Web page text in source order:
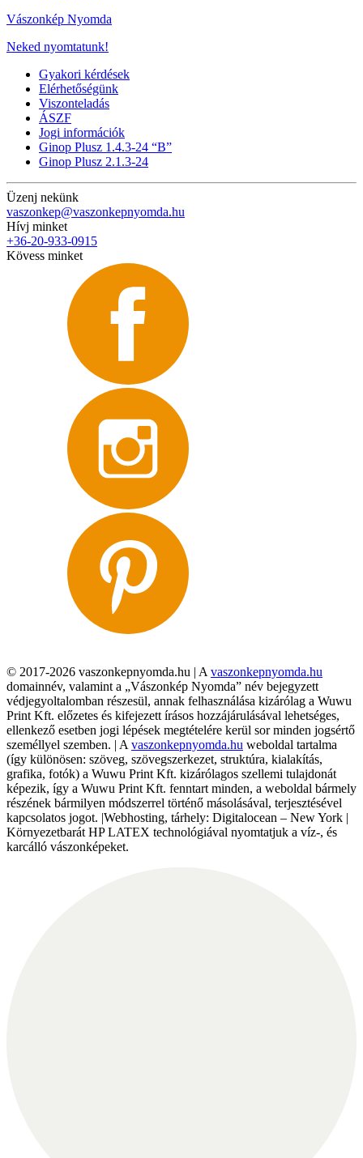
Vászonkép Nyomda
Neked nyomtatunk!
Gyakori kérdések
Elérhetőségünk
Viszonteladás
ÁSZF
Jogi információk
Ginop Plusz 1.4.3-24 “B”
Ginop Plusz 2.1.3-24
Üzenj nekünk
vaszonkep@vaszonkepnyomda.hu
Hívj minket
+36-20-933-0915
Kövess minket
© 2017-2026 vaszonkepnyomda.hu | A vaszonkepnyomda.hu
domainnév, valamint a „Vászonkép Nyomda” név bejegyzett
védjegyoltalomban részesül, annak felhasználása kizárólag a Wuwu
Print Kft. előzetes és kifejezett írásos hozzájárulásával lehetséges,
ellenkező esetben jogi lépések megtételére kerül sor minden jogsértő
személlyel szemben. | A vaszonkepnyomda.hu weboldal tartalma
(így különösen: szöveg, szövegszerkezet, struktúra, kialakítás,
grafika, fotók) a Wuwu Print Kft. kizárólagos szellemi tulajdonát
képezik, így a Wuwu Print Kft. fenntart minden, a weboldal bármely
részének bármilyen módszerrel történő másolásával, terjesztésével
kapcsolatos jogot. |Webhosting, tárhely: Digitalocean – New York |
Környezetbarát HP LATEX technológiával nyomtatjuk a víz-, és
karcálló vászonképeket.